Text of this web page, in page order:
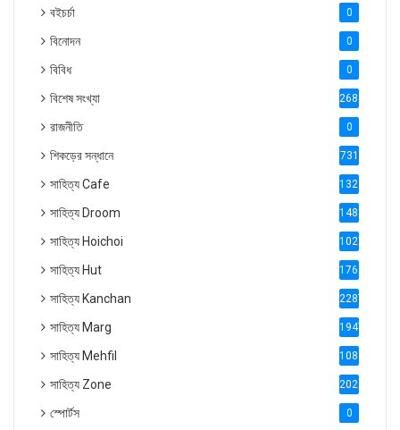
বইচর্চা 0
বিনোদন 0
বিবিধ 0
বিশেষ সংখ্যা 2686
রাজনীতি 0
শিকড়ের সন্ধানে 731
সাহিত্য Cafe 1321
সাহিত্য Droom 1488
সাহিত্য Hoichoi 1027
সাহিত্য Hut 1769
সাহিত্য Kanchan 2287
সাহিত্য Marg 1947
সাহিত্য Mehfil 1088
সাহিত্য Zone 2028
স্পোর্টস 0